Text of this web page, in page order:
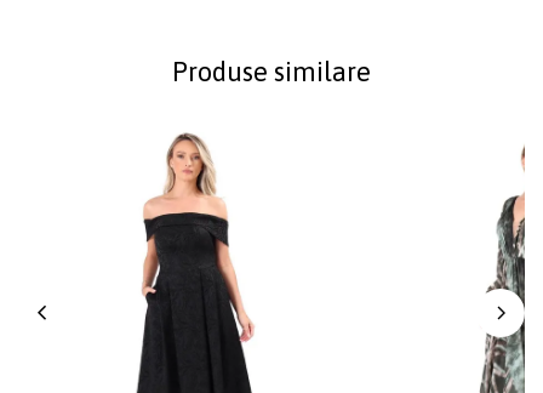
Produse similare